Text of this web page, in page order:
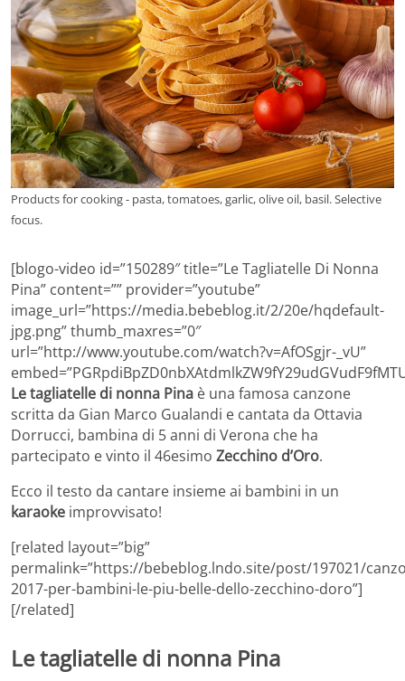
Products for cooking - pasta, tomatoes, garlic, olive oil, basil. Selective
focus.
[blogo-video id=”150289″ title=”Le Tagliatelle Di Nonna
Pina” content=”” provider=”youtube”
image_url=”https://media.bebeblog.it/2/20e/hqdefault-
jpg.png” thumb_maxres=”0″
url=”http://www.youtube.com/watch?v=AfOSgjr-_vU”
Le tagliatelle di nonna Pina è una famosa canzone
scritta da Gian Marco Gualandi e cantata da Ottavia
Dorrucci, bambina di 5 anni di Verona che ha
partecipato e vinto il 46esimo Zecchino d’Oro.
Ecco il testo da cantare insieme ai bambini in un
karaoke improvvisato!
[related layout=”big”
permalink=”https://bebeblog.lndo.site/post/197021/
2017-per-bambini-le-piu-belle-dello-zecchino-doro”]
[/related]
Le tagliatelle di nonna Pina